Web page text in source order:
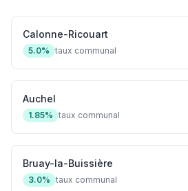
Calonne-Ricouart
5.0% taux communal
Auchel
1.85% taux communal
Bruay-la-Buissière
3.0% taux communal